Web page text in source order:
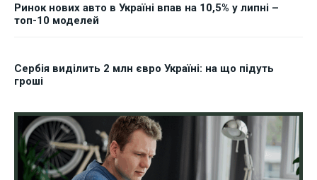
Ринок нових авто в Україні впав на 10,5% у липні –
топ-10 моделей
Сербія виділить 2 млн євро Україні: на що підуть
гроші